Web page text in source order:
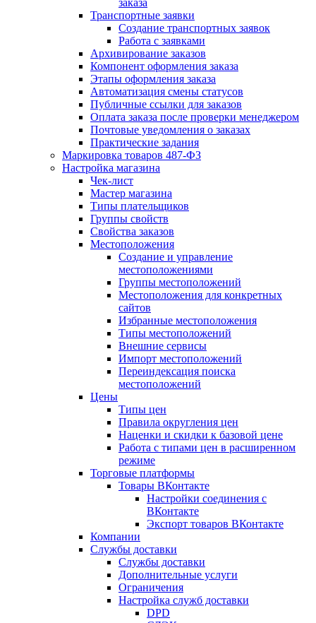
заказа
Транспортные заявки
Создание транспортных заявок
Работа с заявками
Архивирование заказов
Компонент оформления заказа
Этапы оформления заказа
Автоматизация смены статусов
Публичные ссылки для заказов
Оплата заказа после проверки менеджером
Почтовые уведомления о заказах
Практические задания
Маркировка товаров 487-ФЗ
Настройка магазина
Чек-лист
Мастер магазина
Типы плательщиков
Группы свойств
Свойства заказов
Местоположения
Создание и управление
местоположениями
Группы местоположений
Местоположения для конкретных
сайтов
Избранные местоположения
Типы местоположений
Внешние сервисы
Импорт местоположений
Переиндексация поиска
местоположений
Цены
Типы цен
Правила округления цен
Наценки и скидки к базовой цене
Работа с типами цен в расширенном
режиме
Торговые платформы
Товары ВКонтакте
Настройки соединения с
ВКонтакте
Экспорт товаров ВКонтакте
Компании
Службы доставки
Службы доставки
Дополнительные услуги
Ограничения
Настройка служб доставки
DPD